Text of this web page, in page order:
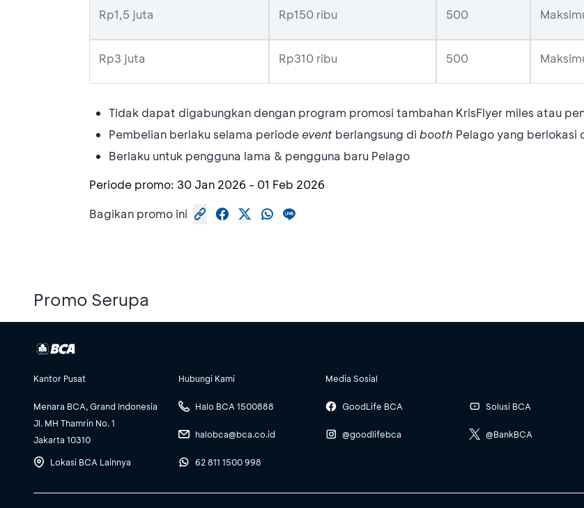
Rp1,5 juta Rp150 ribu 500
Rp3 juta Rp310 ribu 500
Tidak dapat digabungkan dengan program promosi tambahan KrisFlyer miles atau
Pembelian berlaku selama periode event berlangsung di booth Pelago yang berlokasi
Berlaku untuk pengguna lama & pengguna baru Pelago
Periode promo: 30 Jan 2026 - 01 Feb 2026
Bagikan promo ini
Promo Serupa
Kantor Pusat
Menara BCA, Grand Indonesia
Jl. MH Thamrin No. 1
Jakarta 10310
Lokasi BCA Lainnya
Hubungi Kami
Halo BCA 1500888
halobca@bca.co.id
62 811 1500 998
Media Sosial
GoodLife BCA
@goodlifebca
Solusi BCA
@BankBCA